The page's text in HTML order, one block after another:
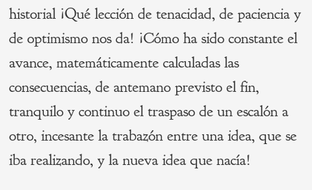
historial ¡Qué lección de tenacidad, de paciencia y
de optimismo nos da! ¡Cómo ha sido constante el
avance, matemáticamente calculadas las
consecuencias, de antemano previsto el fin,
tranquilo y continuo el traspaso de un escalón a
otro, incesante la trabazón entre una idea, que se
iba realizando, y la nueva idea que nacía!